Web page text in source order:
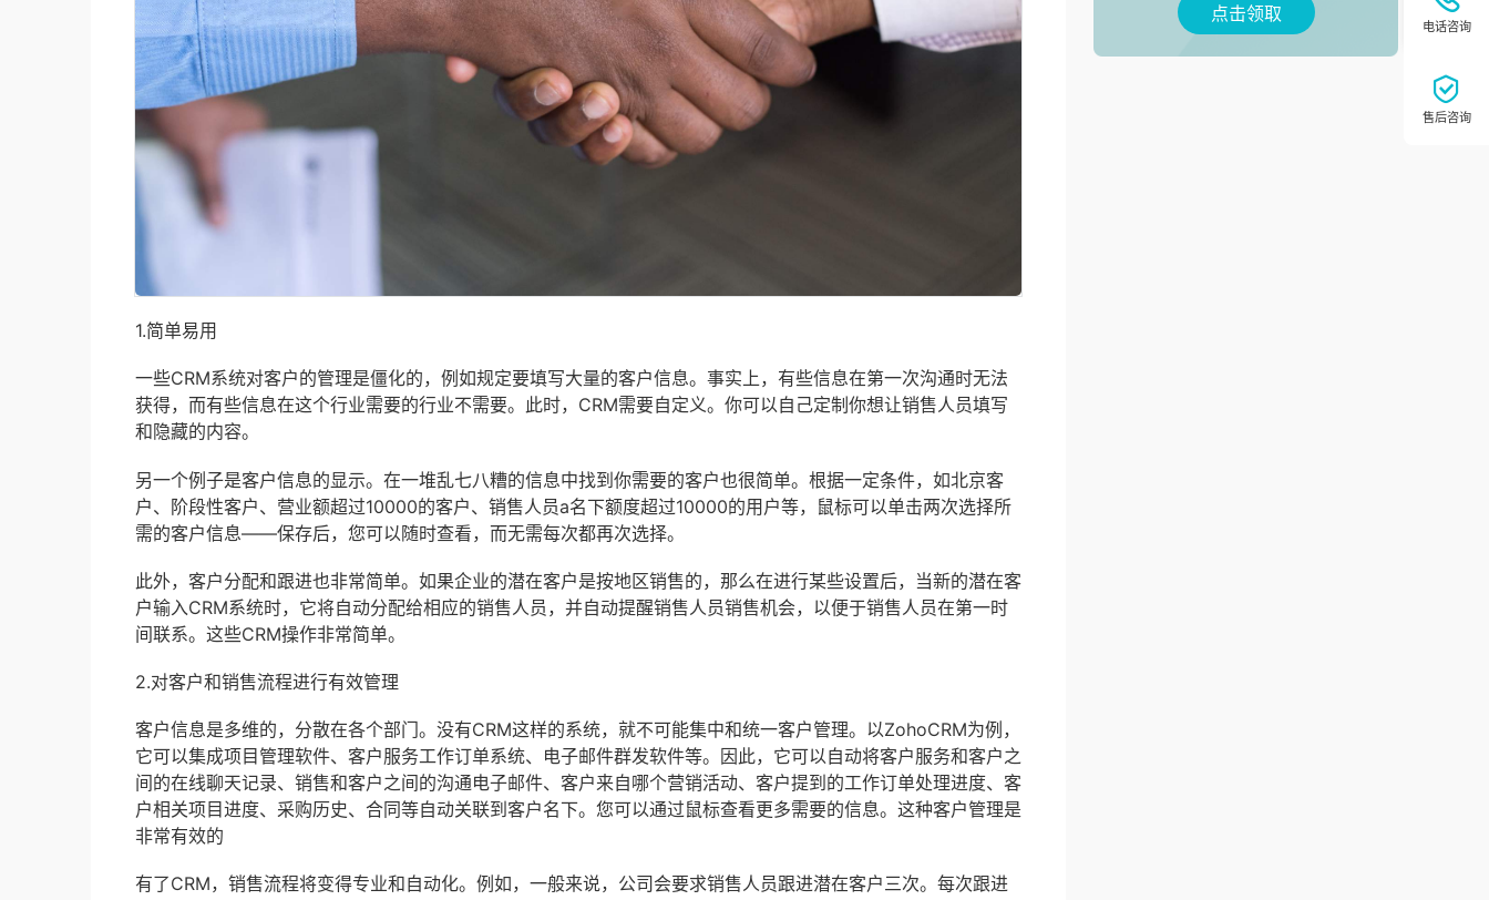
1.简单易用
一些CRM系统对客户的管理是僵化的，例如规定要填写大量的客户信息。事实上，有些信息在第一次沟通时无法
获得，而有些信息在这个行业需要的行业不需要。此时，CRM需要自定义。你可以自己定制你想让销售人员填写
和隐藏的内容。
另一个例子是客户信息的显示。在一堆乱七八糟的信息中找到你需要的客户也很简单。根据一定条件，如北京客
户、阶段性客户、营业额超过10000的客户、销售人员a名下额度超过10000的用户等，鼠标可以单击两次选择所
需的客户信息——保存后，您可以随时查看，而无需每次都再次选择。
此外，客户分配和跟进也非常简单。如果企业的潜在客户是按地区销售的，那么在进行某些设置后，当新的潜在客
户输入CRM系统时，它将自动分配给相应的销售人员，并自动提醒销售人员销售机会，以便于销售人员在第一时
间联系。这些CRM操作非常简单。
2.对客户和销售流程进行有效管理
客户信息是多维的，分散在各个部门。没有CRM这样的系统，就不可能集中和统一客户管理。以ZohoCRM为例，
它可以集成项目管理软件、客户服务工作订单系统、电子邮件群发软件等。因此，它可以自动将客户服务和客户之
间的在线聊天记录、销售和客户之间的沟通电子邮件、客户来自哪个营销活动、客户提到的工作订单处理进度、客
户相关项目进度、采购历史、合同等自动关联到客户名下。您可以通过鼠标查看更多需要的信息。这种客户管理是
非常有效的
有了CRM，销售流程将变得专业和自动化。例如，一般来说，公司会要求销售人员跟进潜在客户三次。每次跟进
点击领取